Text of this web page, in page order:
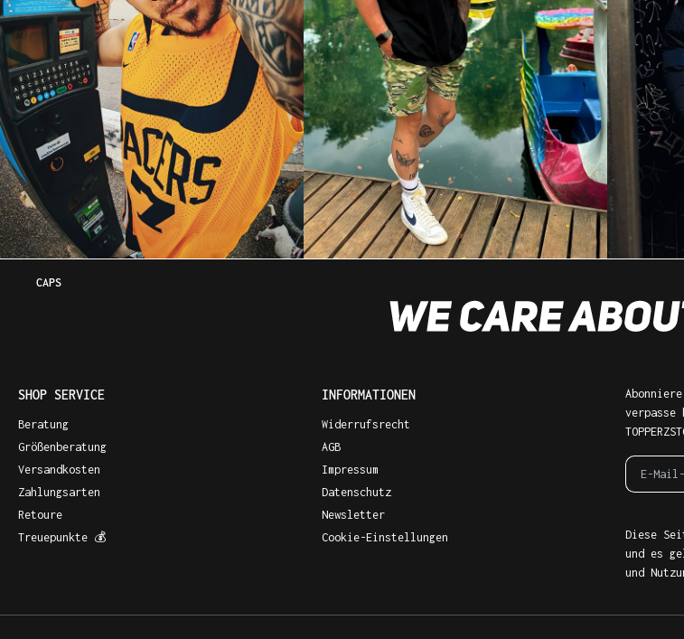
CAPS
SHOP SERVICE
Beratung
Größenberatung
Versandkosten
Zahlungsarten
Retoure
Treuepunkte 💰
INFORMATIONEN
Widerrufsrecht
AGB
Impressum
Datenschutz
Newsletter
Cookie-Einstellungen
verpasse
Diese
und es
und